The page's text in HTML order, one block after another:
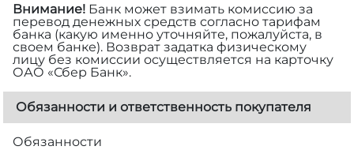
Внимание! Банк может взимать комиссию за
перевод денежных средств согласно тарифам
банка (какую именно уточняйте, пожалуйста, в
своем банке). Возврат задатка физическому
лицу без комиссии осуществляется на карточку
ОАО «Сбер Банк».
Обязанности и ответственность покупателя
Обязанности